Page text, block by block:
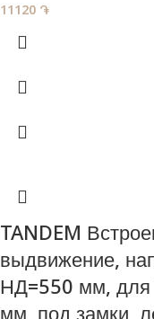
11120 ֏
TANDEM
выдвижение,
НД=550 мм, для
мм, под замки,